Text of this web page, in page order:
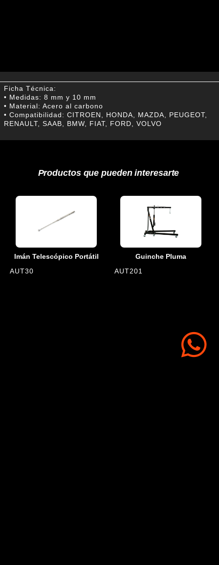
Ficha Técnica:
• Medidas: 8 mm y 10 mm
• Material: Acero al carbono
• Compatibilidad: CITROEN, HONDA, MAZDA, PEUGEOT,
RENAULT, SAAB, BMW, FIAT, FORD, VOLVO
Productos que pueden interesarte
Imán Telescópico Portátil
AUT30
Guinche Pluma
AUT201